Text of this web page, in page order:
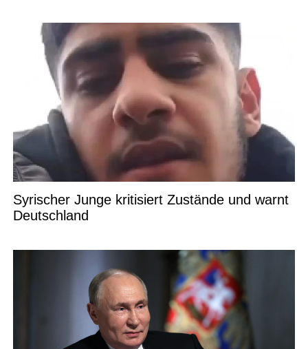
Syrischer Junge kritisiert Zustände und warnt
Deutschland